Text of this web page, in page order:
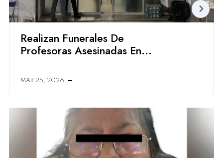
Realizan Funerales De
Profesoras Asesinadas En
Preparatoria De Lázaro
Cárdenas
MAR 25, 2026